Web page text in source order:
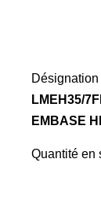
Désignation
LMEH35/
EMBASE
Quantité en